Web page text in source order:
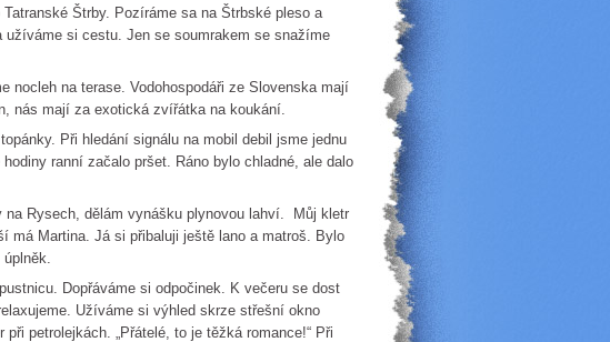
Štrby. Pozíráme sa na Štrbské pleso a
užíváme si cestu. Jen se soumrakem se snažíme
na terase. Vodohospodáři ze Slovenska mají
nás mají za exotická zvířátka na koukání.
Při hledání signálu na mobil debil jsme jednu
ranní začalo pršet. Ráno bylo chladné, ale dalo
dělám vynášku plynovou lahví. Můj kletr
má Martina. Já si přibaluji ještě lano a matroš. Bylo
úplněk.
Dopřáváme si odpočinek. K večeru se dost
Užíváme si výhled skrze střešní okno
petrolejkách. „Přátelé, to je těžká romance!“ Při